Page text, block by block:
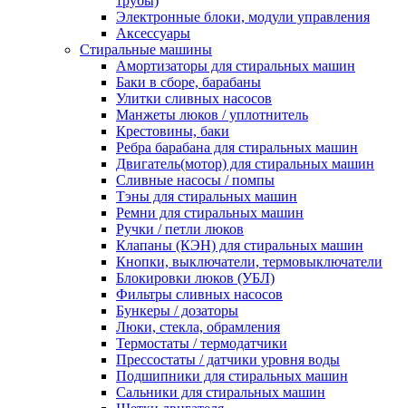
Электронные блоки, модули управления
Аксессуары
Стиральные машины
Амортизаторы для стиральных машин
Баки в сборе, барабаны
Улитки сливных насосов
Манжеты люков / уплотнитель
Крестовины, баки
Ребра барабана для стиральных машин
Двигатель(мотор) для стиральных машин
Сливные насосы / помпы
Тэны для стиральных машин
Ремни для стиральных машин
Ручки / петли люков
Клапаны (КЭН) для стиральных машин
Кнопки, выключатели, термовыключатели
Блокировки люков (УБЛ)
Фильтры сливных насосов
Бункеры / дозаторы
Люки, стекла, обрамления
Термостаты / термодатчики
Прессостаты / датчики уровня воды
Подшипники для стиральных машин
Сальники для стиральных машин